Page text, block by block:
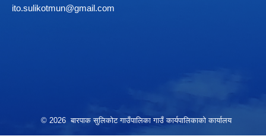
ito.sulikotmun@gmail.com
© 2026 बारपाक सुलिकोट गाउँपालिका गाउँ कार्यपालिकाको कार्यालय